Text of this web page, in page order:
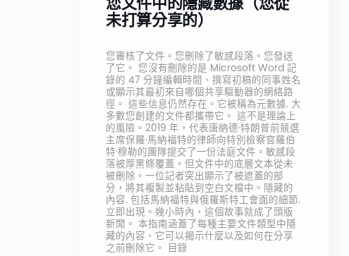
未打算分享的）
您審核了文件。您刪除了敏感段落。您發送
了它。 您沒有刪除的是 Microsoft Word 記
錄的 47 分鐘編輯時間、撰寫初稿的同事姓名
或顯示其最初來自哪個共享驅動器的網絡路
徑。 這些信息仍然存在。它被稱為元數據. 大
多數您創建的文件都攜帶它。 這不是理論上
的風險。2019 年，代表唐納德·特朗普前競選
主席保羅·馬納福特的律師向特別檢察官羅伯
特·穆勒的團隊提交了一份法庭文件。敏感段
落被厚黑條覆蓋。但文件中的底層文本從未
被刪除。一位記者突出顯示了被遮蓋的部
分，將其複製並粘貼到空白文檔中。隱藏的
內容. 包括馬納福特與俄羅斯特工會面的細節.
立即出現。幾小時內，這個故事就成了頭版
新聞。 本指南涵蓋了每種主要文件類型中隱
藏的內容、它可以揭示什麼以及如何在分享
之前刪除它。 目錄